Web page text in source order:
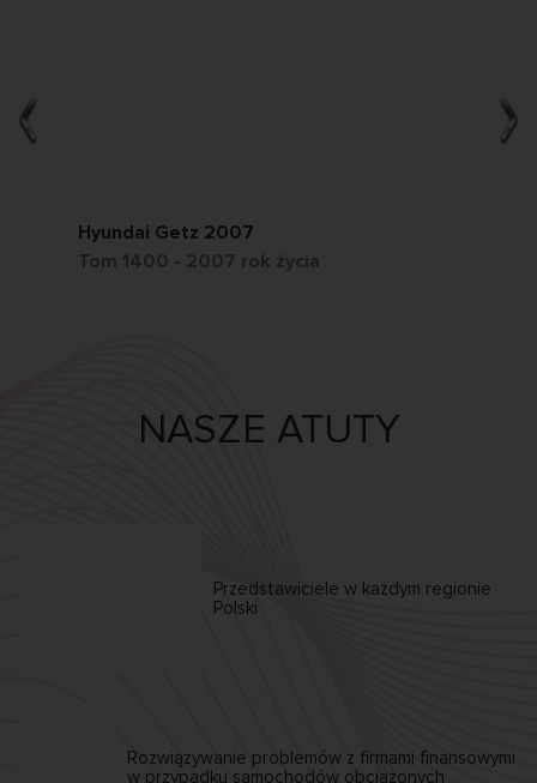
Hyundai Getz 2007
Tom 1400 - 2007 rok życia
NASZE ATUTY
Przedstawiciele w każdym regionie
Polski
Rozwiązywanie problemów z firmami finansowymi
w przypadku samochodów obciążonych